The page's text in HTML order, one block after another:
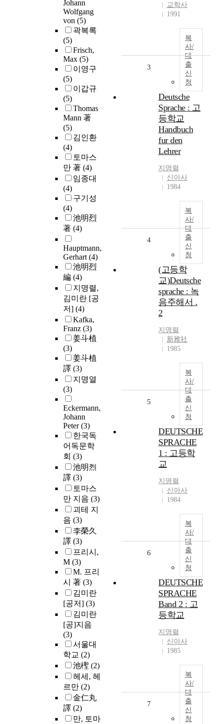
Johann
Wolfgang
von (5)
곽복록
(5)
Frisch,
Max (5)
이영구
(5)
이갑규
(5)
Thomas
Mann 著
(5)
김인환
(4)
토마스
만 著 (4)
임종대
(4)
구기성
(4)
池明烈
著 (4)
Hauptmann,
Gerhart(4)
池明烈
編 (4)
지명렬,
김미란 [공
저] (4)
Kafka,
Franz (3)
姜斗植
(3)
姜斗植
譯 (3)
지명열
(3)
Eckermann,
Johann
Peter(3)
한국독
어독문학
회 (3)
池明烈
譯 (3)
토마스
만 지음 (3)
괴테 지
음 (3)
李榮久
譯 (3)
프리시,
M (3)
M. 프리
시 著 (3)
김미란
[공저] (3)
김미란
[공]지음
(3)
서울대
학교 (2)
池檉 (2)
헤세, 헤
르만 (2)
金仁丸
譯 (2)
만, 토마
교학사
1991
복
사/
대
출
신
청
3
Deutsche
Sprache : 고
등학교
Handbuch
fur den
Lehrer
지명렬
신아사
1984
복
사/
대
출
신
청
4
(고등학
교)Deutsche
sprache : 녹
음주해서 .
2
지명렬
新雅社
1985
복
사/
대
출
신
청
5
DEUTSCHE
SPRACHE
1 : 고등학
교
지명렬
신아사
1984
복
사/
대
출
신
청
6
DEUTSCHE
SPRACHE
Band 2 : 고
등학교
지명렬
신아사
1985
복
사/
대
출
신
청
7